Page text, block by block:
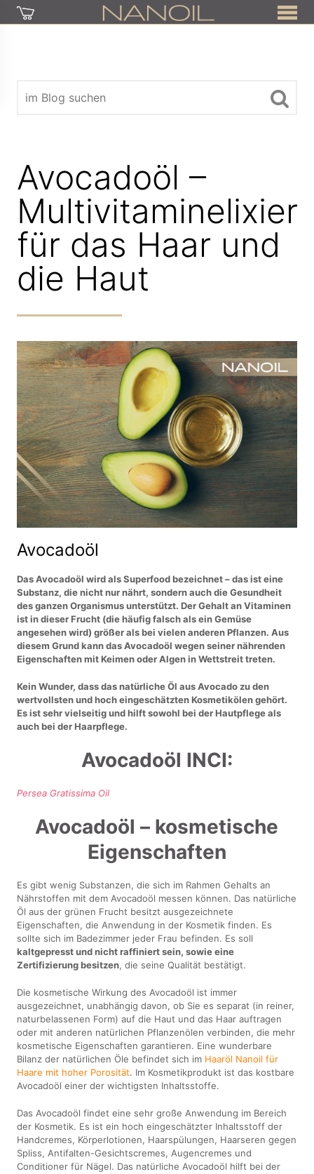
Avocadoöl –
Multivitaminelixier
für das Haar und
die Haut
Avocadoöl
Das Avocadoöl wird als Superfood bezeichnet – das ist eine
Substanz, die nicht nur nährt, sondern auch die Gesundheit
des ganzen Organismus unterstützt. Der Gehalt an Vitaminen
ist in dieser Frucht (die häufig falsch als ein Gemüse
angesehen wird) größer als bei vielen anderen Pflanzen. Aus
diesem Grund kann das Avocadoöl wegen seiner nährenden
Eigenschaften mit Keimen oder Algen in Wettstreit treten.
Kein Wunder, dass das natürliche Öl aus Avocado zu den
wertvollsten und hoch eingeschätzten Kosmetikölen gehört.
Es ist sehr vielseitig und hilft sowohl bei der Hautpflege als
auch bei der Haarpflege.
Avocadoöl INCI:
Persea Gratissima Oil
Avocadoöl – kosmetische
Eigenschaften
Es gibt wenig Substanzen, die sich im Rahmen Gehalts an
Nährstoffen mit dem Avocadoöl messen können. Das natürliche
Öl aus der grünen Frucht besitzt ausgezeichnete
Eigenschaften, die Anwendung in der Kosmetik finden. Es
sollte sich im Badezimmer jeder Frau befinden. Es soll
kaltgepresst und nicht raffiniert sein, sowie eine
Zertifizierung besitzen, die seine Qualität bestätigt.
Die kosmetische Wirkung des Avocadoöl ist immer
ausgezeichnet, unabhängig davon, ob Sie es separat (in reiner,
naturbelassenen Form) auf die Haut und das Haar auftragen
oder mit anderen natürlichen Pflanzenölen verbinden, die mehr
kosmetische Eigenschaften garantieren. Eine wunderbare
Bilanz der natürlichen Öle befindet sich im Haaröl Nanoil für
Haare mit hoher Porosität. Im Kosmetikprodukt ist das kostbare
Avocadoöl einer der wichtigsten Inhaltsstoffe.
Das Avocadoöl findet eine sehr große Anwendung im Bereich
der Kosmetik. Es ist ein hoch eingeschätzter Inhaltsstoff der
Handcremes, Körperlotionen, Haarspülungen, Haarseren gegen
Spliss, Antifalten-Gesichtscremes, Augencremes und
Conditioner für Nägel. Das natürliche Avocadoöl hilft bei der